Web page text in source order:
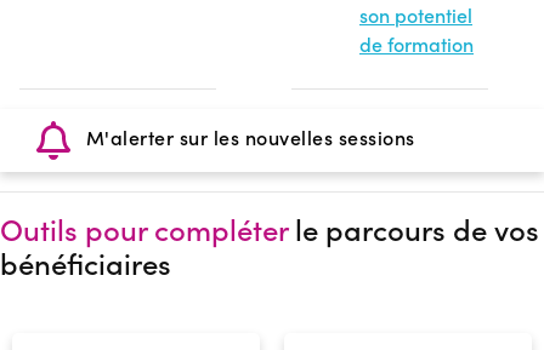
son potentiel
de formation
M'alerter sur les nouvelles sessions
Outils pour compléterle parcours de vos
bénéficiaires